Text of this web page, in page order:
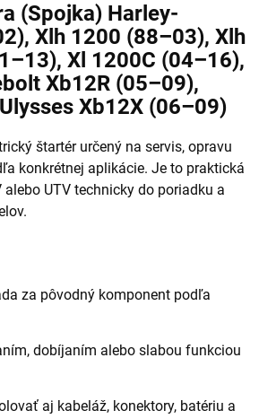
(Spojka) Harley-
Xlh 1200 (88–03), Xlh
Xl 1200C (04–16),
Xb12R (05–09),
Xb12X (06–09)
štartér určený na servis, opravu
konkrétnej aplikácie. Je to praktická
UTV technicky do poriadku a
za pôvodný komponent podľa
dobíjaním alebo slabou funkciou
aj kabeláž, konektory, batériu a